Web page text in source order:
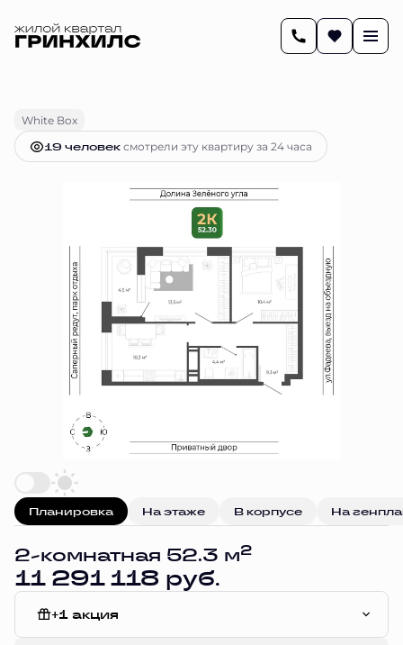
2-комнатная52.3 м 11 291 118 руб.
White Box
19 человексмотрели эту квартиру за 24 часа
Планировка На этаже В корпусе На
2-комнатная 52.3 м2
11 291 118 руб.
+1 акция